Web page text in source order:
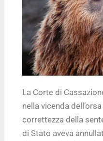
La Corte di
nella vicenda
correttezza della
di Stato aveva